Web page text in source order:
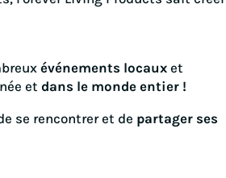
événements locauxet
et dans le monde entier !
se rencontrer et de partager ses